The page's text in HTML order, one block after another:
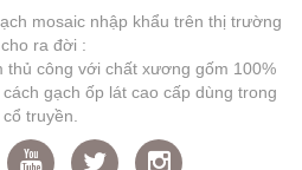
mosaic nhập khẩu trên thị trường
ra đời :
thủ công với chất xương gốm 100%
gạch ốp lát cao cấp dùng trong
truyền.